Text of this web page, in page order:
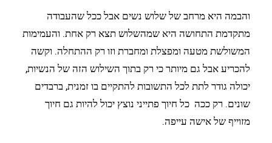
והבמה היא מרחב של שלוש נשים אבל ככל שהעבודה
מתקדמת התחושה היא שמהשלוש תצא רק אחת. והעמימות
המשולשת מטעה ומפצלת ומחברת וזו רק ההתחלה. וקשה
להכריע אבל גם מיותר כי רק בתוך השילוש הזה של הנשיות,
יכולה גודר לתת לכל התשובות להתקיים בו זמנית, ברבדים
שונים. רק ככה כל חיוך פתייני נוצץ יכול להיות גם חיוך
מזוייף של אישה עייפה.